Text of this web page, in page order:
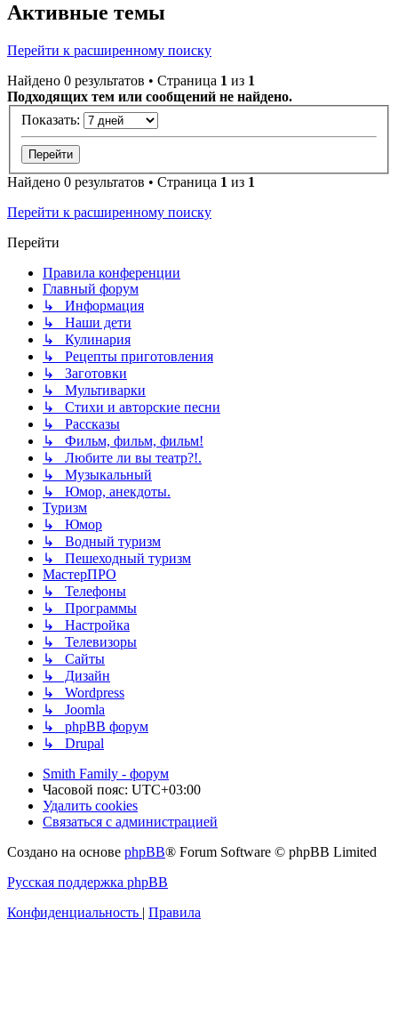
Активные темы
Перейти к расширенному поиску
Найдено 0 результатов • Страница 1 из 1
Подходящих тем или сообщений не найдено.
Показать:
Найдено 0 результатов • Страница 1 из 1
Перейти к расширенному поиску
Перейти
Правила конференции
Главный форум
↳ Информация
↳ Наши дети
↳ Кулинария
↳ Рецепты приготовления
↳ Заготовки
↳ Мультиварки
↳ Стихи и авторские песни
↳ Рассказы
↳ Фильм, фильм, фильм!
↳ Любите ли вы театр?!.
↳ Музыкальный
↳ Юмор, анекдоты.
Туризм
↳ Юмор
↳ Водный туризм
↳ Пешеходный туризм
МастерПРО
↳ Телефоны
↳ Программы
↳ Настройка
↳ Телевизоры
↳ Сайты
↳ Дизайн
↳ Wordpress
↳ Joomla
↳ phpBB форум
↳ Drupal
Smith Family - форум
Часовой пояс: UTC+03:00
Удалить cookies
Связаться с администрацией
Создано на основе phpBB® Forum Software © phpBB Limited
Русская поддержка phpBB
Конфиденциальность | Правила